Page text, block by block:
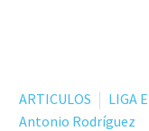
ARTICULOS
LIGA
Antonio Rodríguez